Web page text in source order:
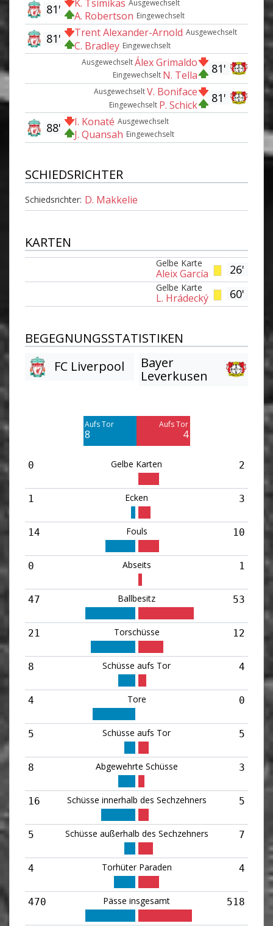
Ausgewechselt
K. Tsimikas
Eingewechselt
A. Robertson
81'
Ausgewechselt
Trent Alexander-Arnold
Eingewechselt
C. Bradley
81'
81'
AusgewechseltÁlex Grimaldo
Eingewechselt N. Tella
81'
AusgewechseltV. Boniface
Eingewechselt P. Schick
Ausgewechselt
I. Konaté
Eingewechselt
J. Quansah
88'
SCHIEDSRICHTER
Schiedsrichter: D. Makkelie
KARTEN
26'
Gelbe Karte
Aleix García
60'
Gelbe Karte
L. Hrádecký
BEGEGNUNGSSTATISTIKEN
FC Liverpool
Bayer
Leverkusen
Aufs Tor
8
Aufs Tor
4
0 Gelbe Karten 2
1 Ecken 3
14 Fouls 10
0 Abseits 1
47 Ballbesitz 53
21 Torschüsse 12
8 Schüsse aufs Tor 4
4 Tore 0
5 Schüsse aufs Tor 5
8 Abgewehrte Schüsse 3
16 Schüsse innerhalb des Sechzehners 5
5 Schüsse außerhalb des Sechzehners 7
4 Torhüter Paraden 4
470 Pässe insgesamt 518